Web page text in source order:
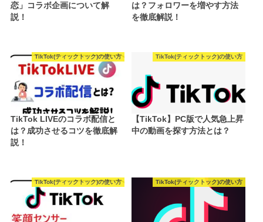
恋」コラボ企画について解
説！
は？フォロワーを増やす方法
を徹底解説！
TikTok(ティックトック)の使い方
TikTok LIVEのコラボ配信と
は？成功させるコツを徹底解
説！
TikTok(ティックトック)の使い方
【TikTok】PC版で人気急上昇
中の動画を探す方法とは？
TikTok(ティックトック)の使い方 TikTok(ティックトック)の使い方